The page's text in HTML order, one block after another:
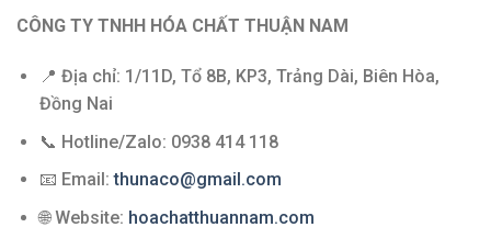
CÔNG TY TNHH HÓA CHẤT THUẬN NAM
📍 Địa chỉ: 1/11D, Tổ 8B, KP3, Trảng Dài, Biên Hòa,
Đồng Nai
📞 Hotline/Zalo: 0938 414 118
📧 Email:thunaco@gmail.com
🌐 Website: hoachatthuannam.com